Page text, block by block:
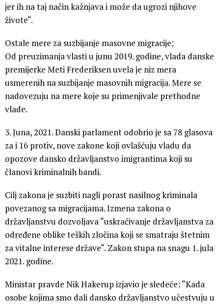
jer ih na taj način kažnjava i može da ugrozi njihove
živote“.
Ostale mere za suzbijanje masovne migracije;
Od preuzimanja vlasti u junu 2019. godine, vlada danske
premijerke Meti Frederiksen uvela je niz mera
usmerenih na suzbijanje masovnih migracija. Mere se
nadovezuju na mere koje su primenjivale prethodne
vlade.
3. Juna, 2021. Danski parlament odobrio je sa 78 glasova
za i 16 protiv, nove zakone koji ovlašćuju vladu da
opozove dansko državljanstvo imigrantima koji su
članovi kriminalnih bandi.
Cilj zakona je suzbiti nagli porast nasilnog kriminala
povezanog sa migracijama. Izmena zakona o
državljanstvu dozvoljava “uskraćivanje državljanstva za
određene oblike teških zločina koji se smatraju štetnim
za vitalne interese države“. Zakon stupa na snagu 1. jula
2021. godine.
Ministar pravde Nik Hakerup izjavio je sledeće: “Kada
osobe kojima smo dali dansko državljanstvo učestvuju u